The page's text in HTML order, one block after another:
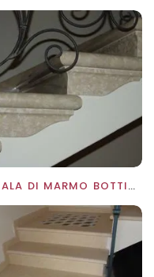
SCALA DI MARMO BOTTICINO FIORITO